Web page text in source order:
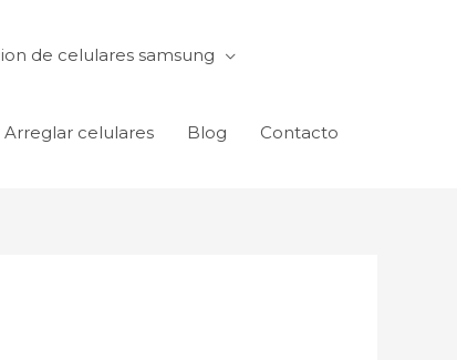
de celulares samsung
Arreglar celulares Blog Contacto